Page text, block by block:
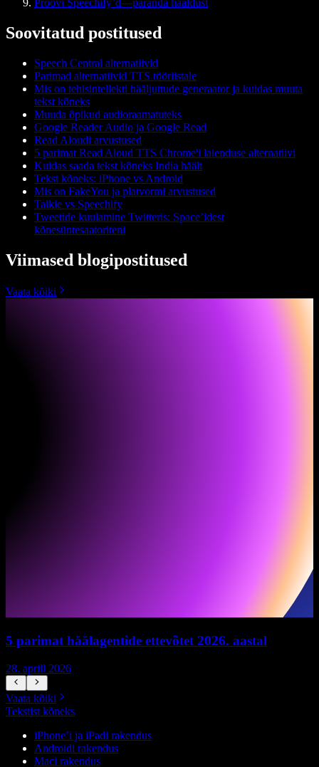
Proovi Speechify’d—paranda hääldust
Soovitatud postitused
Speech Central alternatiivid
Parimad alternatiivid TTS tööriistale
Mis on tehisintellekti hääljuttude generaator ja kuidas muuta
tekst kõneks
Muuda õpikud audioraamatuteks
Google Reader Audio ja Google Read
Read Aloudi arvustused
5 parimat Read Aloud TTS Chrome'i laienduse alternatiivi
Kuidas saada tekst kõneks India häält
Tekst kõneks: iPhone vs Android
Mis on FakeYou ja platvormi arvustused
Talkie vs Speechify
Tweetide kuulamine Twitteris: Space’idest
kõnesüntesaatoriteni
Viimased blogipostitused
Vaata kõiki
5 parimat häälagentide ettevõtet 2026. aastal
28. aprill 2026
Vaata kõiki
Tekstist kõneks
iPhone’i ja iPadi rakendus
Androidi rakendus
Maci rakendus